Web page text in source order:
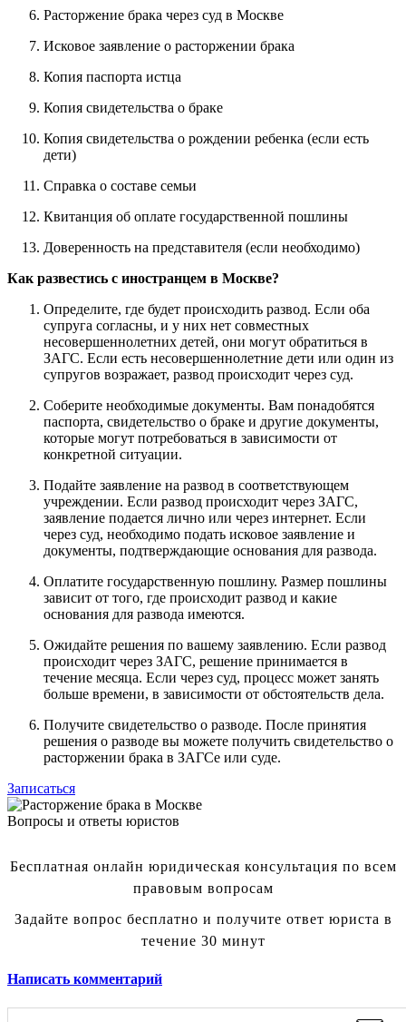
Расторжение брака через суд в Москве
Исковое заявление о расторжении брака
Копия паспорта истца
Копия свидетельства о браке
Копия свидетельства о рождении ребенка (если есть
дети)
Справка о составе семьи
Квитанция об оплате государственной пошлины
Доверенность на представителя (если необходимо)
Как развестись с иностранцем в Москве?
Определите, где будет происходить развод. Если оба
супруга согласны, и у них нет совместных
несовершеннолетних детей, они могут обратиться в
ЗАГС. Если есть несовершеннолетние дети или один из
супругов возражает, развод происходит через суд.
Соберите необходимые документы. Вам понадобятся
паспорта, свидетельство о браке и другие документы,
которые могут потребоваться в зависимости от
конкретной ситуации.
Подайте заявление на развод в соответствующем
учреждении. Если развод происходит через ЗАГС,
заявление подается лично или через интернет. Если
через суд, необходимо подать исковое заявление и
документы, подтверждающие основания для развода.
Оплатите государственную пошлину. Размер пошлины
зависит от того, где происходит развод и какие
основания для развода имеются.
Ожидайте решения по вашему заявлению. Если развод
происходит через ЗАГС, решение принимается в
течение месяца. Если через суд, процесс может занять
больше времени, в зависимости от обстоятельств дела.
Получите свидетельство о разводе. После принятия
решения о разводе вы можете получить свидетельство о
расторжении брака в ЗАГСе или суде.
Записаться
Вопросы и ответы юристов
Бесплатная онлайн юридическая консультация по всем
правовым вопросам
Задайте вопрос бесплатно и получите ответ юриста в
течение 30 минут
Написать комментарий